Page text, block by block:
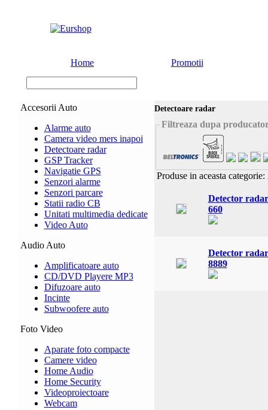
Home Promotii
Accesorii Auto
Alarme auto
Camera video mers inapoi
Detectoare radar
GSP Tracker
Navigatie GPS
Senzori alarme
Senzori parcare
Statii radio CB
Unitati multimedia dedicate
Video Auto
Audio Auto
Amplificatoare auto
CD/DVD Playere MP3
Difuzoare auto
Incinte
Subwoofere auto
Foto Video
Aparate foto compacte
Camere video
Home Audio
Home Security
Videoproiectoare
Webcam
Detectoare radar
Filtreaza dupa
Produse in aceasta categorie:
Detector
660
Detector
8889